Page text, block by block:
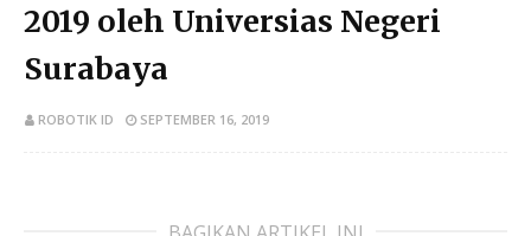
2019 oleh Universias Negeri
Surabaya
ROBOTIK ID SEPTEMBER 16, 2019